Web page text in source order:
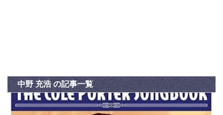
中野 充浩 の記事一覧